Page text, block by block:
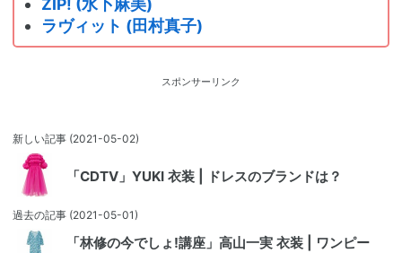
ラヴィット (田村真子)
スポンサーリンク
新しい記事 (2021-05-02)
「CDTV」YUKI 衣装 | ドレスのブランドは？
過去の記事 (2021-05-01)
「林修の今でしょ!講座」高山一実 衣装 | ワンピー